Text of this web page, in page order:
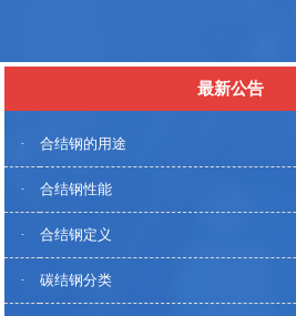
最新公告
· 合结钢的用途
· 合结钢性能
· 合结钢定义
· 碳结钢分类